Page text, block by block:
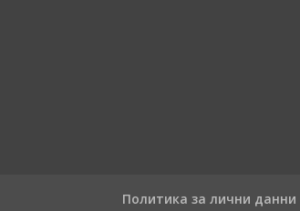
Политика за лични данни